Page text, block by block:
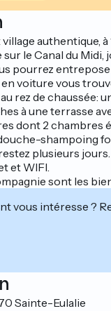
village authentique,
sur le Canal du
pourrez
en voiture vous
au rez de
à une terrasse
dont 2
shampoing
plusieurs jours.
et WIFI.
sont les
vous intéresse ?
Sainte-Eulalie